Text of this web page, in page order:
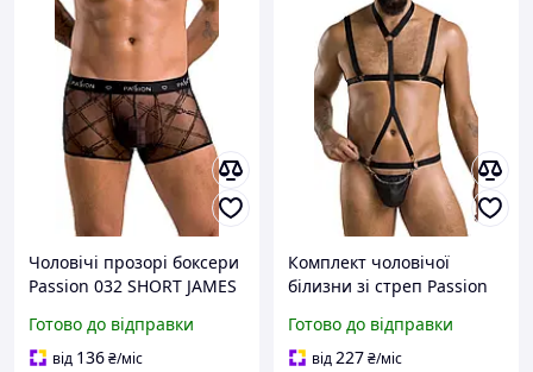
Чоловічі прозорі боксери
Passion 032 SHORT JAMES
товари для дорослих
Готово до відправки
від 136₴/міс
Комплект чоловічої
білизни зі стреп Passion
Black, стринги, шлейка
Еротичні товари для
Готово до відправки
від227₴/міс